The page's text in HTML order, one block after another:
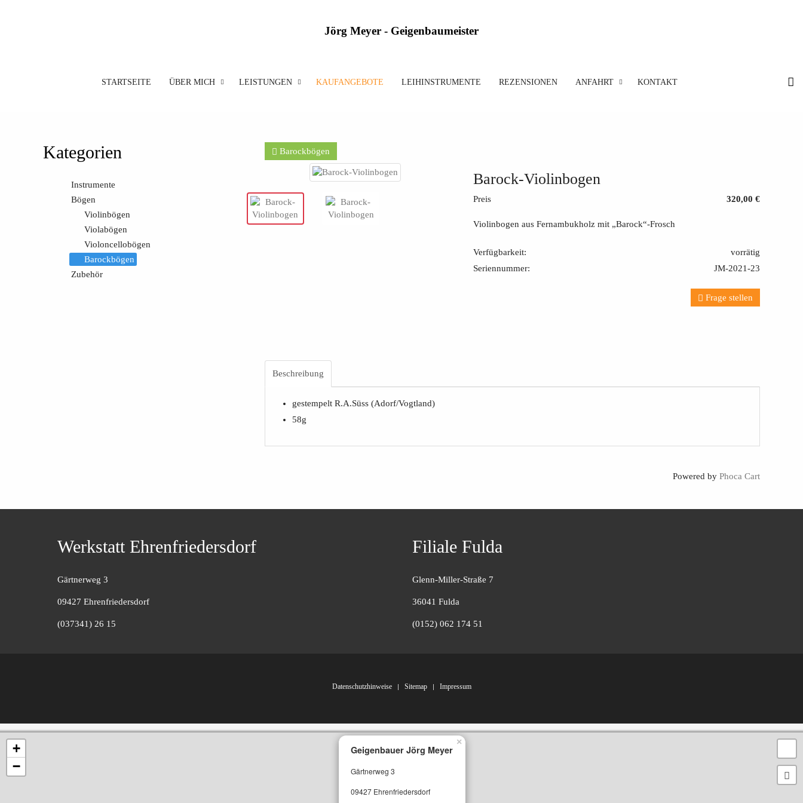
Jörg Meyer - Geigenbaumeister
STARTSEITE ÜBER MICH LEISTUNGEN KAUFANGEBOTE LEIHINSTRUMENTE REZENSIONEN ANFAHRT KONTAKT
Barockbögen
Barock-Violinbogen
Preis 320,00 €
Violinbogen aus Fernambukholz mit „Barock“-Frosch
Verfügbarkeit:
vorrätig
Seriennummer:
JM-2021-23
Frage stellen
Beschreibung
gestempelt R.A.Süss (Adorf/Vogtland)
58g
Powered by Phoca Cart
Kategorien
Instrumente
Bögen
Violinbögen
Violabögen
Violoncellobögen
Barockbögen
Zubehör
Werkstatt Ehrenfriedersdorf
Gärtnerweg 3
09427 Ehrenfriedersdorf
(037341) 26 15
Filiale Fulda
Glenn-Miller-Straße 7
36041 Fulda
(0152) 062 174 51
Datenschutzhinweise Sitemap Impressum
Geigenbauer Jörg Meyer
Gärtnerweg 3
09427 Ehrenfriedersdorf
×
+
−